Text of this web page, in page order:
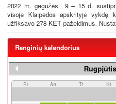
2022 m. gegužės 9 – 15 d.
visoje Klaipėdos apskrityje vykdę
užfiksavo 278 KET pažeidimus.
Renginių kalendorius
Pi An Tr Kt